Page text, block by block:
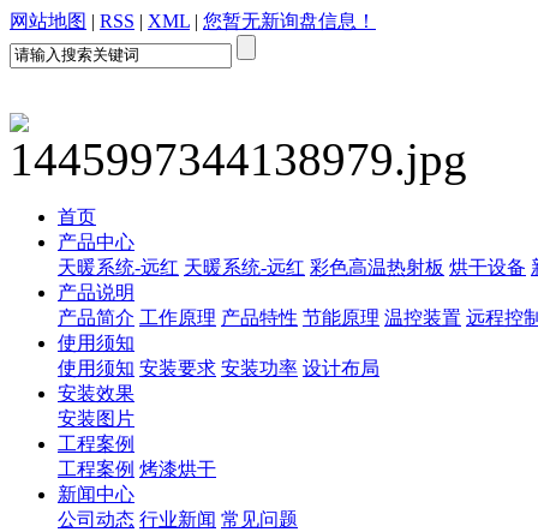
网站地图 | RSS | XML | 您暂无新询盘信息！
首页
产品中心
天暖系统-远红 天暖系统-远红 彩色高温热射板 烘干设备
产品说明
产品简介 工作原理 产品特性 节能原理 温控装置 远程控
使用须知
使用须知 安装要求 安装功率 设计布局
安装效果
安装图片
工程案例
工程案例 烤漆烘干
新闻中心
公司动态 行业新闻 常见问题